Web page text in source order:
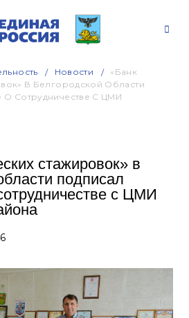
Новости
«Банк
В Белгородской Области
Сотрудничестве С ЦМИ
стажировок» в
подписал
с ЦМИ